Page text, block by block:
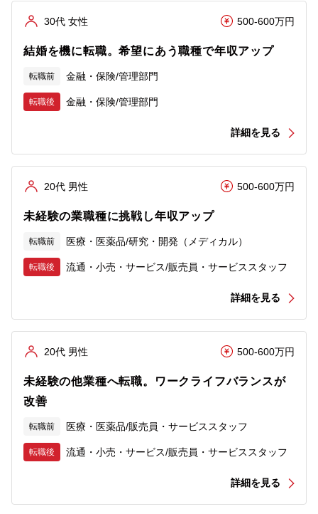
30代 女性 500-600万円
結婚を機に転職。希望にあう職種で年収アップ
転職前 金融・保険/管理部門
転職後 金融・保険/管理部門
詳細を見る
20代 男性 500-600万円
未経験の業職種に挑戦し年収アップ
転職前 医療・医薬品/研究・開発（メディカル）
転職後 流通・小売・サービス/販売員・サービススタッフ
詳細を見る
20代 男性 500-600万円
未経験の他業種へ転職。ワークライフバランスが
改善
転職前 医療・医薬品/販売員・サービススタッフ
転職後 流通・小売・サービス/販売員・サービススタッフ
詳細を見る